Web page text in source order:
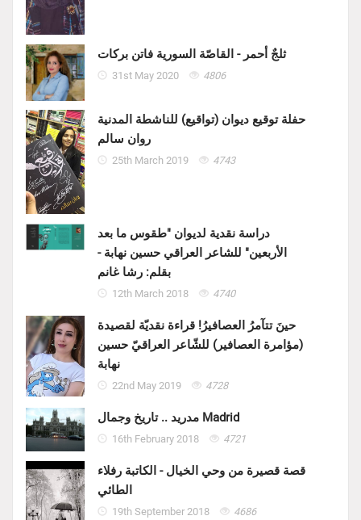
ثلجٌ أحمر - القاصّة السورية فاتن بركات
31st May 2020 4806
حفلة توقيع ديوان (تواقيع) للناشطة المدنية
روان سالم
25th March 2019 4743
دراسة نقدية لديوان "طقوس ما بعد
الأربعين" للشاعر العراقي حسين نهابة -
بقلم: رشا غانم
12th March 2018 4740
حينَ تتآمرُ العصافيرُ! قراءة نقديّة لقصيدة
(مؤامرة العصافير) للشّاعر العراقيّ حسين
نهابة
22nd May 2019 4728
مدريد .. تاريخ وجمال Madrid
16th February 2018 4721
قصة قصيرة من وحي الخيال - الكاتبة رفلاء
الطائي
19th September 2018 4686